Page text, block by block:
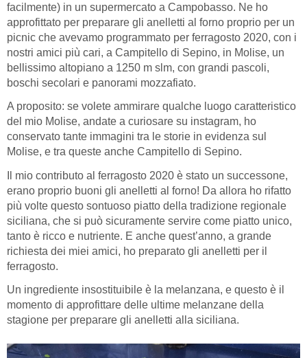
facilmente) in un supermercato a Campobasso. Ne ho
approfittato per preparare gli anelletti al forno proprio per un
picnic che avevamo programmato per ferragosto 2020, con i
nostri amici più cari, a Campitello di Sepino, in Molise, un
bellissimo altopiano a 1250 m slm, con grandi pascoli,
boschi secolari e panorami mozzafiato.
A proposito: se volete ammirare qualche luogo caratteristico
del mio Molise, andate a curiosare su instagram, ho
conservato tante immagini tra le storie in evidenza sul
Molise, e tra queste anche Campitello di Sepino.
Il mio contributo al ferragosto 2020 è stato un successone,
erano proprio buoni gli anelletti al forno! Da allora ho rifatto
più volte questo sontuoso piatto della tradizione regionale
siciliana, che si può sicuramente servire come piatto unico,
tanto è ricco e nutriente. E anche quest’anno, a grande
richiesta dei miei amici, ho preparato gli anelletti per il
ferragosto.
Un ingrediente insostituibile è la melanzana, e questo è il
momento di approfittare delle ultime melanzane della
stagione per preparare gli anelletti alla siciliana.